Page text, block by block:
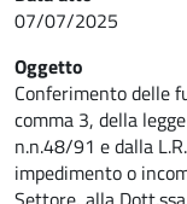
07/07/2025
Oggetto
Conferimento delle
comma 3, della
n.n.48/91 e dalla
impedimento o